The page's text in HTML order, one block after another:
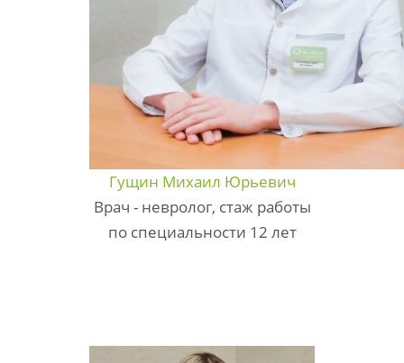
Гущин Михаил Юрьевич
Врач - невролог, стаж работы
по специальности 12 лет